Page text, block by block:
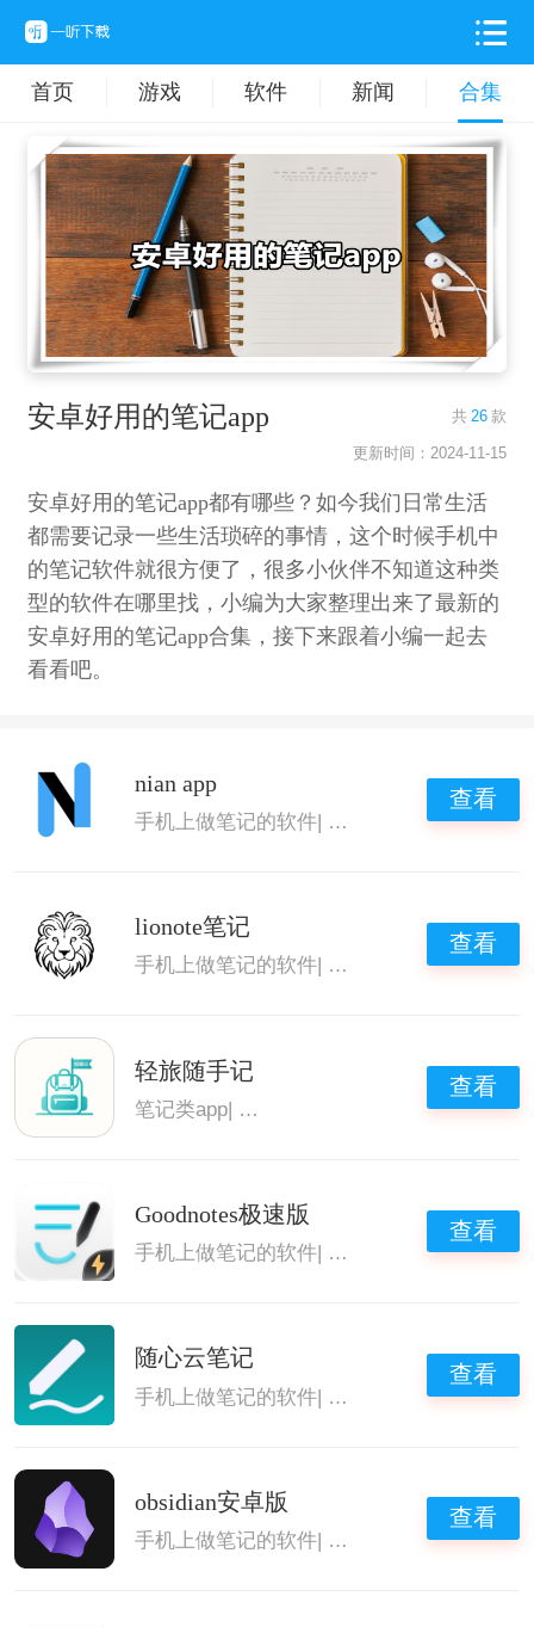
首页 游戏 软件 新闻 合集
安卓好用的笔记app 共 26 款
更新时间：2024-11-15
安卓好用的笔记app都有哪些？如今我们日常生活
都需要记录一些生活琐碎的事情，这个时候手机中
的笔记软件就很方便了，很多小伙伴不知道这种类
型的软件在哪里找，小编为大家整理出来了最新的
安卓好用的笔记app合集，接下来跟着小编一起去
看看吧。
nian app
手机上做笔记的软件| 笔记类app |好用的手
查看
lionote笔记
手机上做笔记的软件 笔记类app |好用的手
查看
轻旅随手记
笔记类app| 好用的手机笔记本ap |好用的手
查看
Goodnotes极速版
手机上做笔记的软件 笔记类app |好用的手
查看
随心云笔记
手机上做笔记的软件| 免费笔记软件|安卓好
查看
obsidian安卓版
手机上做笔记的软件| 思维导图 安卓好用的
查看